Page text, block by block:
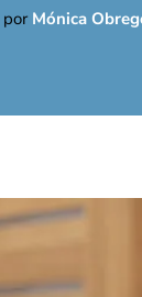
por Mónica